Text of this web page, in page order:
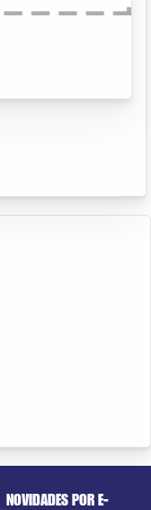
NOVIDADES POR E-